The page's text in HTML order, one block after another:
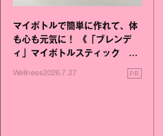
マイボトルで簡単に作れて、体
も心も元気に！ 《「ブレンデ
ィ」マイボトルスティック い
いこと毎日》シリーズが誕生
Wellness2026.7.27 PR